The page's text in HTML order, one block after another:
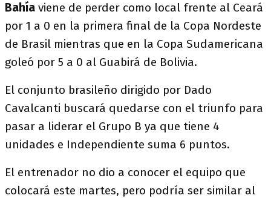
Bahía viene de perder como local frente al Ceará
por 1 a 0 en la primera final de la Copa Nordeste
de Brasil mientras que en la Copa Sudamericana
goleó por 5 a 0 al Guabirá de Bolivia.
El conjunto brasileño dirigido por Dado
Cavalcanti buscará quedarse con el triunfo para
pasar a liderar el Grupo B ya que tiene 4
unidades e Independiente suma 6 puntos.
El entrenador no dio a conocer el equipo que
colocará este martes, pero podría ser similar al